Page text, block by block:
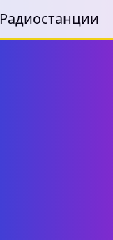
Радиостанции